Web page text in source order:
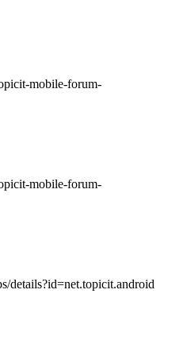
mobile-forum-
mobile-forum-
details?id=net.topicit.android